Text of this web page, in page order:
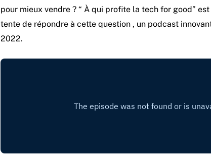
pour mieux vendre ? “ À qui profite la tech for good”
tente de répondre à cette question , un podcast
2022.